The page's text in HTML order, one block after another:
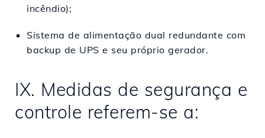
incêndio);
Sistema de alimentação dual redundante com
backup de UPS e seu próprio gerador.
IX. Medidas de segurança e
controle referem-se a: